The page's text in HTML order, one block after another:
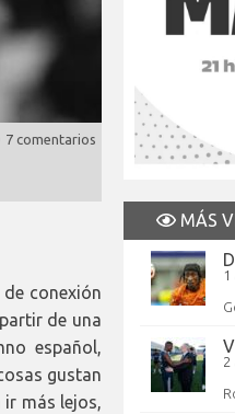
7 comentarios
conexión
de una
español,
gustan
ir más lejos,
MÁS
1
2